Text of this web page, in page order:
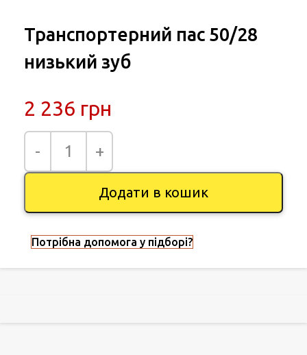
Транспортерний пас 50/28
низький зуб
2 236 грн
Додати в кошик
Потрібна допомога у підборі?